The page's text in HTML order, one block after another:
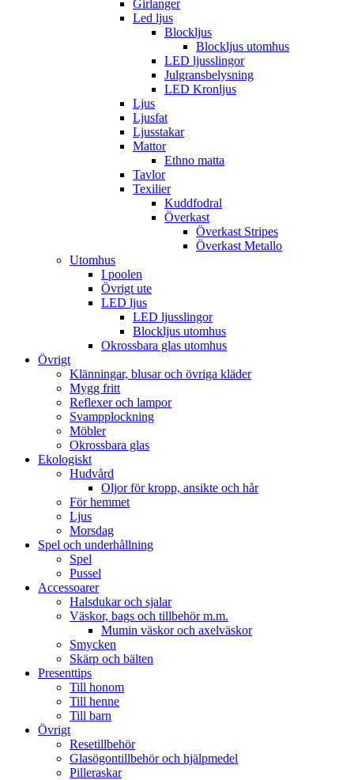
Girlanger
Led ljus
Blockljus
Blockljus utomhus
LED ljusslingor
Julgransbelysning
LED Kronljus
Ljus
Ljusfat
Ljusstakar
Mattor
Ethno matta
Tavlor
Texilier
Kuddfodral
Överkast
Överkast Stripes
Överkast Metallo
Utomhus
I poolen
Övrigt ute
LED ljus
LED ljusslingor
Blockljus utomhus
Okrossbara glas utomhus
Övrigt
Klänningar, blusar och övriga kläder
Mygg fritt
Reflexer och lampor
Svampplockning
Möbler
Okrossbara glas
Ekologiskt
Hudvård
Oljor för kropp, ansikte och hår
För hemmet
Ljus
Morsdag
Spel och underhållning
Spel
Pussel
Accessoarer
Halsdukar och sjalar
Väskor, bags och tillbehör m.m.
Mumin väskor och axelväskor
Smycken
Skärp och bälten
Presenttips
Till honom
Till henne
Till barn
Övrigt
Resetillbehör
Glasögontillbehör och hjälpmedel
Pilleraskar